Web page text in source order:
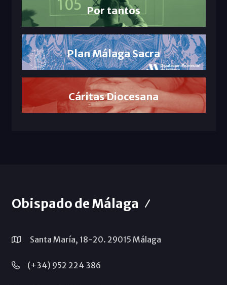
Por tantos
Plan Málaga Sacra
Cáritas Diocesana
Obispado de Málaga
Santa María, 18-20. 29015 Málaga
(+34) 952 224 386